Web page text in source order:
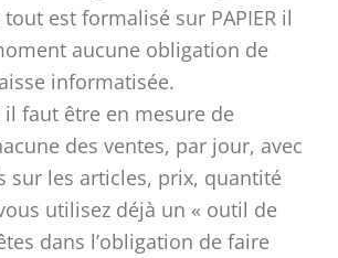
est formalisé sur PAPIER il
aucune obligation de
informatisée.
il faut être en mesure de
des ventes, par jour, avec
sur les articles, prix, quantité
utilisez déjà un « outil de
dans l’obligation de faire